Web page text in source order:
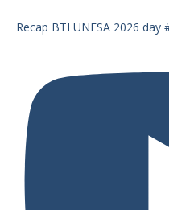
Recap BTI UNESA 2026 day